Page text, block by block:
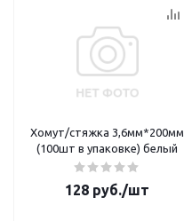
Хомут/стяжка 3,6мм*200мм
(100шт в упаковке) белый
128 руб./шт